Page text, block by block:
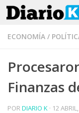
Saltar al
ECONOMÍA /
Finanzas
PORDIARIO K · 12